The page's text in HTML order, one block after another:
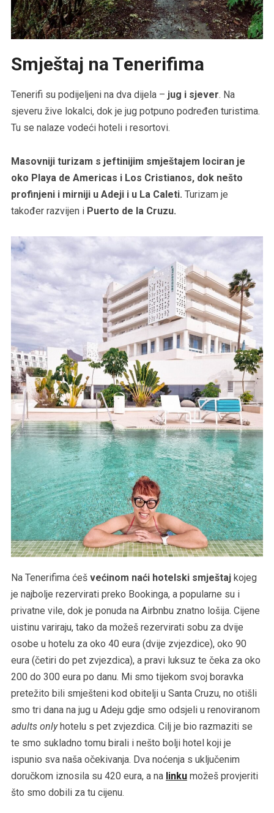
Smještaj na Tenerifima
Tenerifi su podijeljeni na dva dijela – jug i sjever. Na
sjeveru žive lokalci, dok je jug potpuno podređen turistima.
Tu se nalaze vodeći hoteli i resortovi.
Masovniji turizam s jeftinijim smještajem lociran je
oko Playa de Americas i Los Cristianos, dok nešto
profinjeni i mirniji u Adeji i u La Caleti. Turizam je
također razvijen i Puerto de la Cruzu.
Na Tenerifima ćeš većinom naći hotelski smještajkojeg
je najbolje rezervirati preko Bookinga, a popularne su i
privatne vile, dok je ponuda na Airbnbu znatno lošija. Cijene
uistinu variraju, tako da možeš rezervirati sobu za dvije
osobe u hotelu za oko 40 eura (dvije zvjezdice), oko 90
eura (četiri do pet zvjezdica), a pravi luksuz te čeka za oko
200 do 300 eura po danu. Mi smo tijekom svoj boravka
pretežito bili smješteni kod obitelji u Santa Cruzu, no otišli
smo tri dana na jug u Adeju gdje smo odsjeli u renoviranom
adults onlyhotelu s pet zvjezdica. Cilj je bio razmaziti se
te smo sukladno tomu birali i nešto bolji hotel koji je
ispunio sva naša očekivanja. Dva noćenja s uključenim
doručkom iznosila su 420 eura, a na linkumožeš provjeriti
što smo dobili za tu cijenu.